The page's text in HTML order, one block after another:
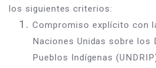
los siguientes criterios:
Compromiso explícito con
Naciones Unidas sobre los
Pueblos Indígenas